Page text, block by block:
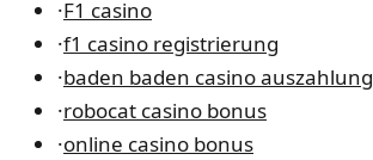
·F1 casino
·f1 casino registrierung
·baden baden casino auszahlung
·robocat casino bonus
·online casino bonus